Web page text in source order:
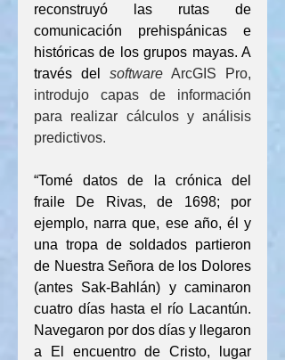
reconstruyó las rutas de
comunicación prehispánicas e
históricas de los grupos mayas. A
través del software ArcGIS Pro,
introdujo capas de información
para realizar cálculos y análisis
predictivos.
“Tomé datos de la crónica del
fraile De Rivas, de 1698; por
ejemplo, narra que, ese año, él y
una tropa de soldados partieron
de Nuestra Señora de los Dolores
(antes Sak-Bahlán) y caminaron
cuatro días hasta el río Lacantún.
Navegaron por dos días y llegaron
a El encuentro de Cristo, lugar